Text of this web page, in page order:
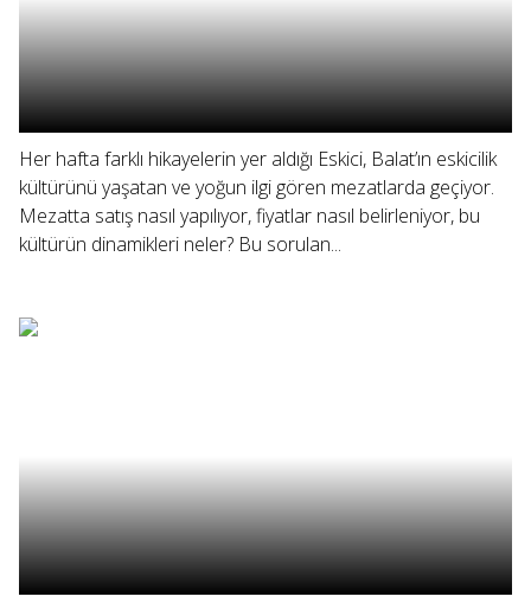
Her hafta farklı hikayelerin yer aldığı Eskici, Balat’ın eskicilik
kültürünü yaşatan ve yoğun ilgi gören mezatlarda geçiyor.
Mezatta satış nasıl yapılıyor, fiyatlar nasıl belirleniyor, bu
kültürün dinamikleri neler? Bu sorulan...